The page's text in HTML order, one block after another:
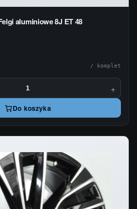
aluminiowe 8J ET 48
/ komplet
+
Do koszyka